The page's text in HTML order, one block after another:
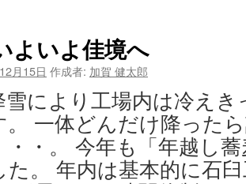
よいよ佳境へ
月15日 作成者: 加賀 健太郎
雪により工場内は冷え
。 一体どんだけ降った
・・。 今年も「年越し
た。 年内は基本的に石